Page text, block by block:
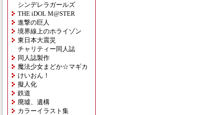
シンデレラガールズ
THE iDOL M@STER
進撃の巨人
境界線上のホライゾン
東日本大震災
チャリティー同人誌
同人誌製作
魔法少女まどか☆マギカ
けいおん！
擬人化
鉄道
廃墟、遺構
カラーイラスト集